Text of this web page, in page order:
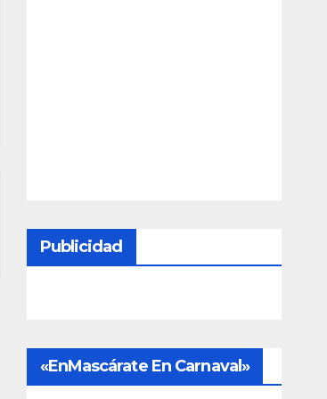
Publicidad
«EnMascárate En Carnaval»